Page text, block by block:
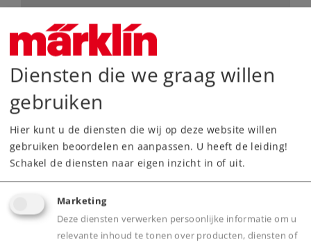
Highlights
Hoogte 30 mm Ideaal voor middelbare
Past onder Märklin C- en K-rails
Past nauwkeurig en kan eenvoudig geplaatst
worden
Diensten die we graag willen
gebruiken
Hier kunt u de diensten die wij op deze website willen
gebruiken beoordelen en aanpassen. U heeft de leiding!
Schakel de diensten naar eigen inzicht in of uit.
Marketing
Deze diensten verwerken persoonlijke informatie om u
relevante inhoud te tonen over producten, diensten of